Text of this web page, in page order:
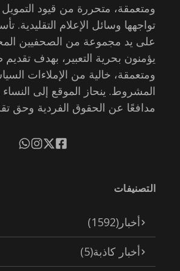
ومتعمقة، متحررة من قيود
على يد مجموعة من الصحفيين
يؤمنون بحرية التعبير، بهدف
ومتعمقة، خالية من الإملاءات
المشروط. ينحاز الموقع إلى النساء
مدافعًا عن الحقوق الفردية وحق
التصنيفات
أخبار (1592)
أخبار كاذبة(5)